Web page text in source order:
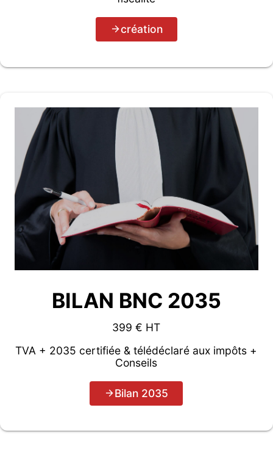
création
BILAN BNC 2035
399 € HT
TVA + 2035 certifiée & télédéclaré aux impôts +
Conseils
Bilan 2035